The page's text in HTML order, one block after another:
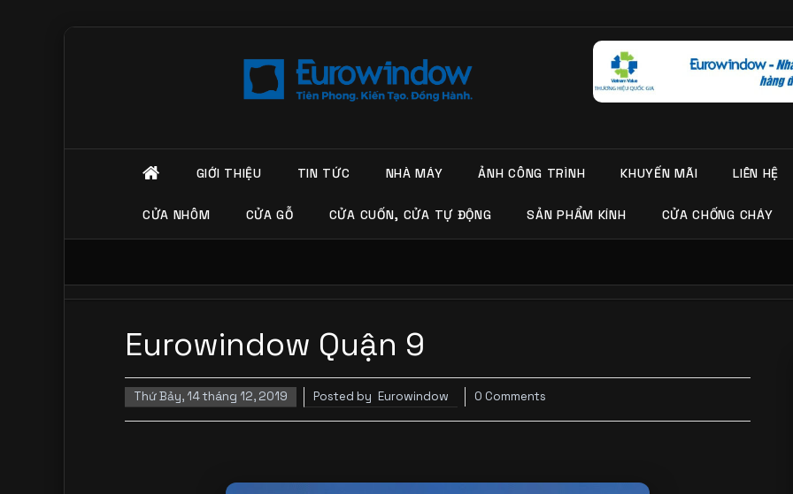
GIỚI THIỆU TIN TỨC NHÀ MÁY ẢNH CÔNG TRÌNH KHUYẾN MÃI LIÊN HỆ
CỬA NHÔM CỬA GỖ CỬA CUỐN, CỬA TỰ ĐỘNG SẢN PHẨM KÍNH CỬA CHỐNG CHÁY
Eurowindow Quận 9
Thứ Bảy, 14 tháng 12, 2019 Posted by Eurowindow 0 Comments